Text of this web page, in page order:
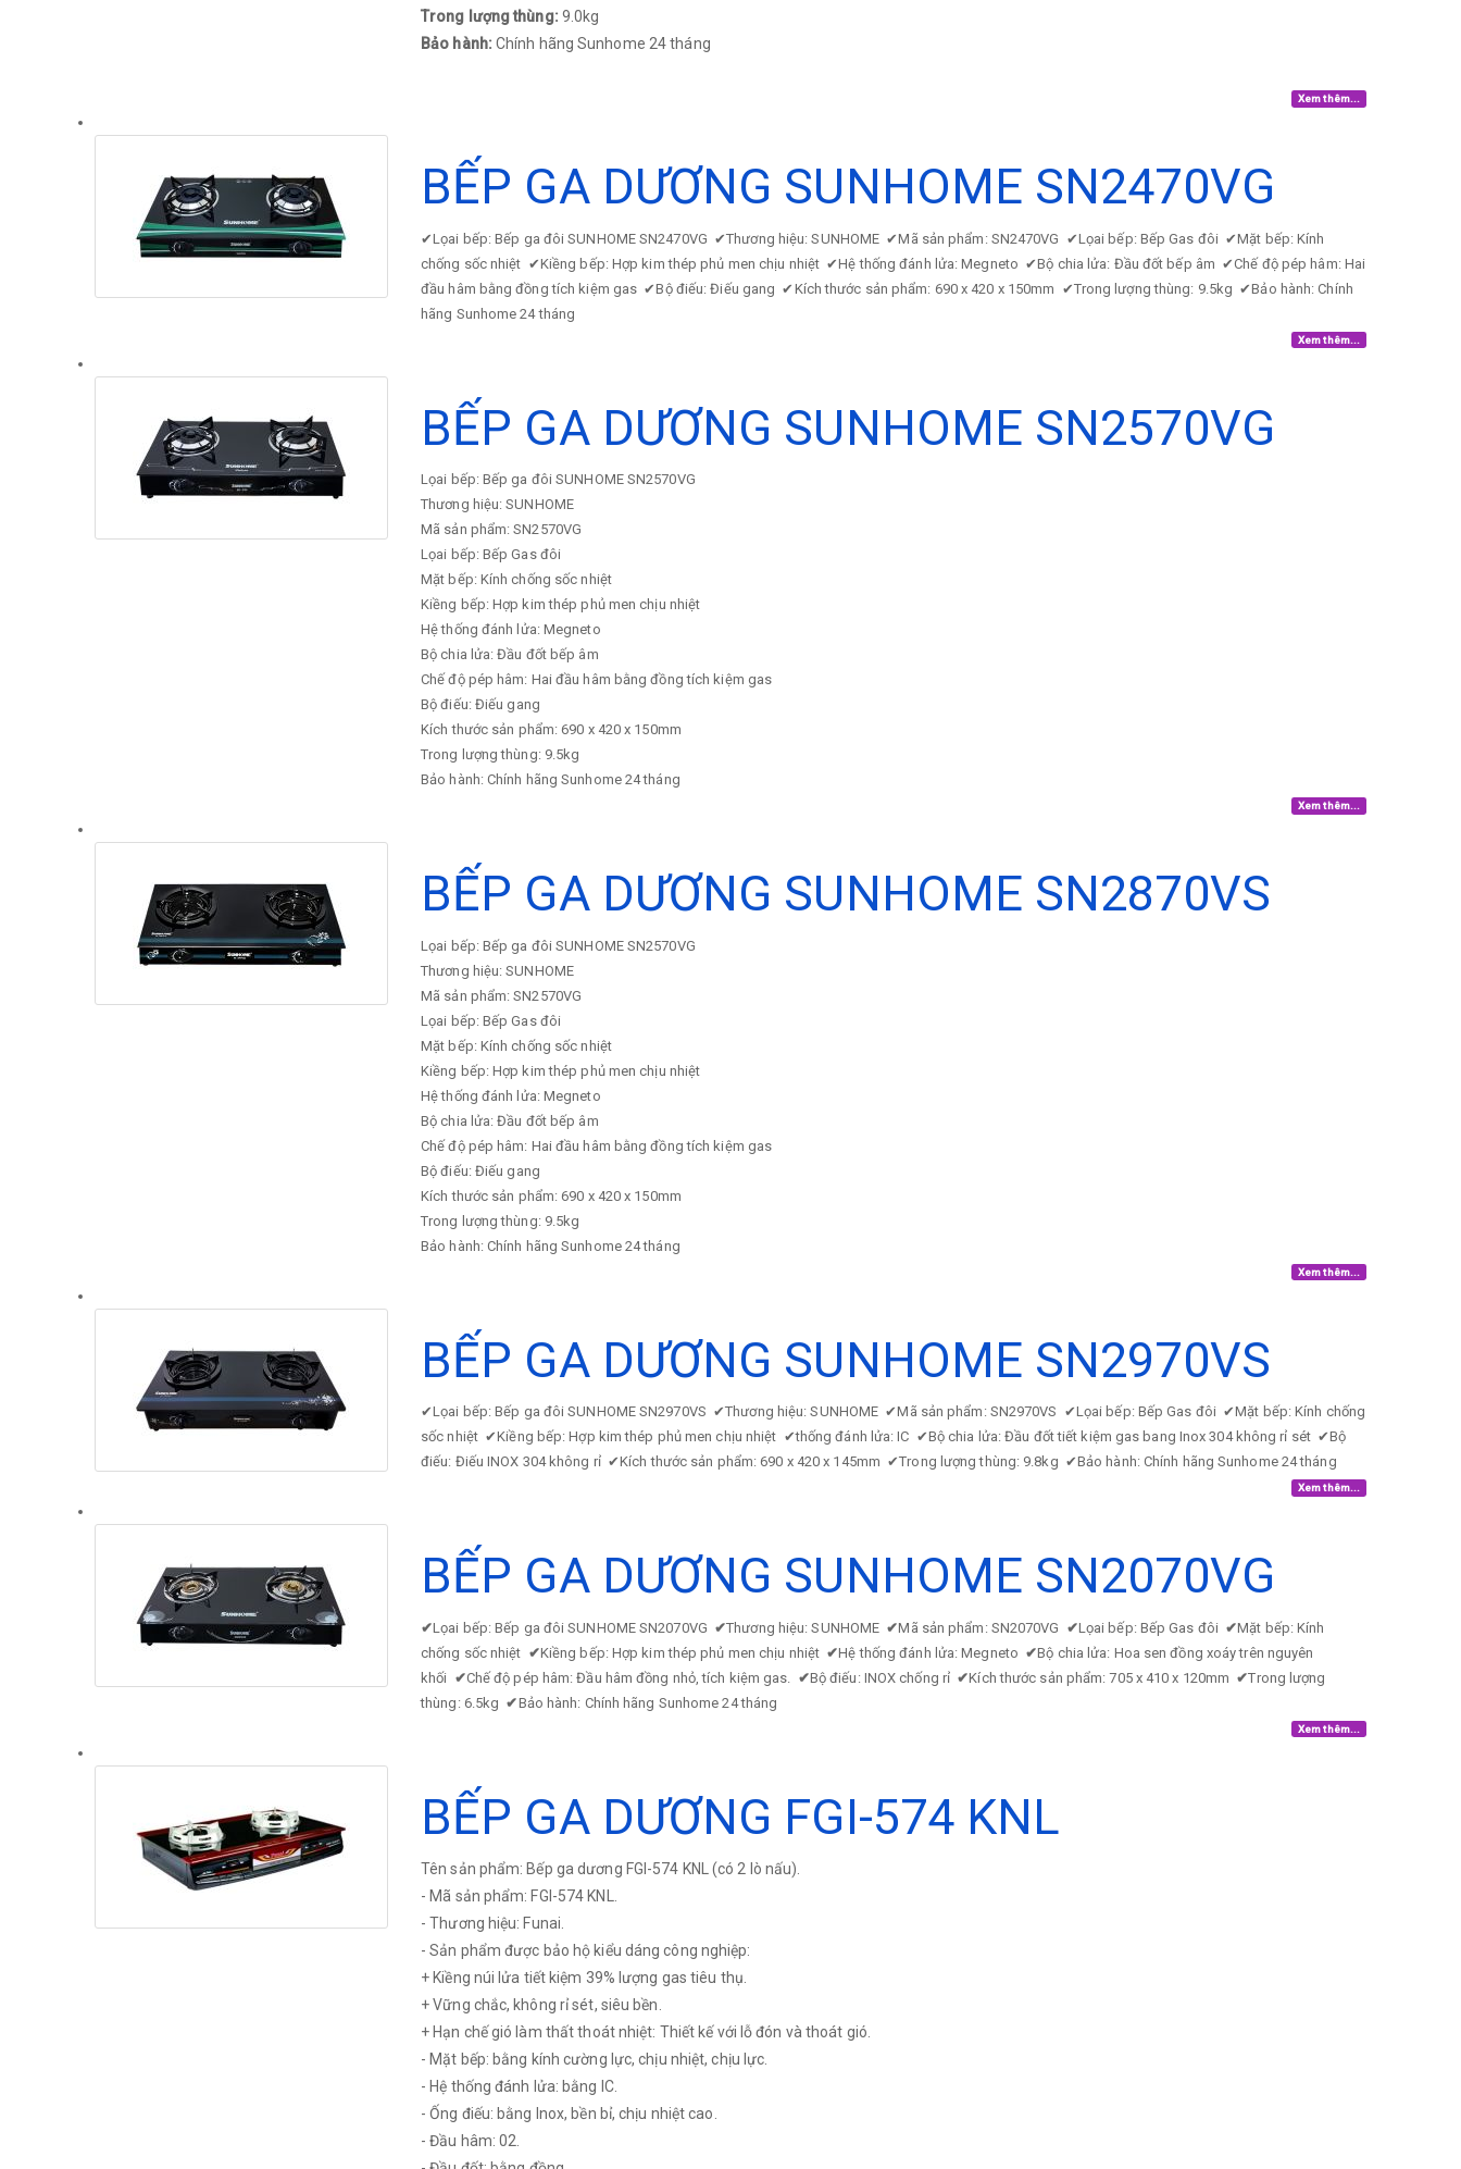
Trong lượng thùng: 9.0kg
Bảo hành: Chính hãng Sunhome 24 tháng​
Xem thêm...
BẾP GA DƯƠNG SUNHOME SN2470VG
✔Lọai bếp: Bếp ga đôi SUNHOME SN2470VG ✔Thương hiệu: SUNHOME ✔Mã sản phẩm: SN2470VG ✔Lọai bếp: Bếp Gas đôi ✔Mặt bếp: Kính
chống sốc nhiệt ✔Kiềng bếp: Hợp kim thép phủ men chịu nhiệt ✔Hệ thống đánh lửa: Megneto ✔Bộ chia lửa: Đầu đốt bếp âm ✔Chế độ pép hâm: Hai
đầu hâm bằng đồng tích kiệm gas ✔Bộ điếu: Điếu gang ✔ Kích thước sản phẩm: 690 x 420 x 150mm ✔Trong lượng thùng: 9.5kg ✔Bảo hành: Chính
hãng Sunhome 24 tháng
Xem thêm...
BẾP GA DƯƠNG SUNHOME SN2570VG
Lọai bếp: Bếp ga đôi SUNHOME SN2570VG
Thương hiệu: SUNHOME
Mã sản phẩm: SN2570VG
Lọai bếp: Bếp Gas đôi
Mặt bếp: Kính chống sốc nhiệt
Kiềng bếp: Hợp kim thép phủ men chịu nhiệt
Hệ thống đánh lửa: Megneto
Bộ chia lửa: Đầu đốt bếp âm
Chế độ pép hâm: Hai đầu hâm bằng đồng tích kiệm gas
Bộ điếu: Điếu gang
Kích thước sản phẩm: 690 x 420 x 150mm
Trong lượng thùng: 9.5kg
Bảo hành: Chính hãng Sunhome 24 tháng
Xem thêm...
BẾP GA DƯƠNG SUNHOME SN2870VS
Lọai bếp: Bếp ga đôi SUNHOME SN2570VG
Thương hiệu: SUNHOME
Mã sản phẩm: SN2570VG
Lọai bếp: Bếp Gas đôi
Mặt bếp: Kính chống sốc nhiệt
Kiềng bếp: Hợp kim thép phủ men chịu nhiệt
Hệ thống đánh lửa: Megneto
Bộ chia lửa: Đầu đốt bếp âm
Chế độ pép hâm: Hai đầu hâm bằng đồng tích kiệm gas
Bộ điếu: Điếu gang
Kích thước sản phẩm: 690 x 420 x 150mm
Trong lượng thùng: 9.5kg
Bảo hành: Chính hãng Sunhome 24 tháng
Xem thêm...
BẾP GA DƯƠNG SUNHOME SN2970VS
✔Lọai bếp: Bếp ga đôi SUNHOME SN2970VS ✔Thương hiệu: SUNHOME ✔Mã sản phẩm: SN2970VS ✔Lọai bếp: Bếp Gas đôi ✔Mặt bếp: Kính chống
sốc nhiệt ✔Kiềng bếp: Hợp kim thép phủ men chịu nhiệt ✔thống đánh lửa: IC ✔Bộ chia lửa: Đầu đốt tiết kiệm gas bang Inox 304 không rỉ sét ✔Bộ
điếu: Điếu INOX 304 không rỉ ✔Kích thước sản phẩm: 690 x 420 x 145mm ✔Trong lượng thùng: 9.8kg ✔Bảo hành: Chính hãng Sunhome 24 tháng
Xem thêm...
BẾP GA DƯƠNG SUNHOME SN2070VG
✔Lọai bếp: Bếp ga đôi SUNHOME SN2070VG ✔Thương hiệu: SUNHOME ✔Mã sản phẩm: SN2070VG ✔Lọai bếp: Bếp Gas đôi ✔Mặt bếp: Kính
chống sốc nhiệt ✔Kiềng bếp: Hợp kim thép phủ men chịu nhiệt ✔Hệ thống đánh lửa: Megneto ✔Bộ chia lửa: Hoa sen đồng xoáy trên nguyên
khối ✔Chế độ pép hâm: Đầu hâm đồng nhỏ, tích kiệm gas. ✔Bộ điếu: INOX chống rỉ ✔Kích thước sản phẩm: 705 x 410 x 120mm ✔Trong lượng
thùng: 6.5kg ✔Bảo hành: Chính hãng Sunhome 24 tháng
Xem thêm...
BẾP GA DƯƠNG FGI-574 KNL
Tên sản phẩm: Bếp ga dương FGI-574 KNL (có 2 lò nấu).
- Mã sản phẩm: FGI-574 KNL.
- Thương hiệu: Funai.
- Sản phẩm được bảo hộ kiểu dáng công nghiệp:
+ Kiềng núi lửa tiết kiệm 39% lượng gas tiêu thụ.
+ Vững chắc, không rỉ sét, siêu bền.
+ Hạn chế gió làm thất thoát nhiệt: Thiết kế với lỗ đón và thoát gió.
- Mặt bếp: bằng kính cường lực, chịu nhiệt, chịu lực.
- Hệ thống đánh lửa: bằng IC.
- Ống điếu: bằng Inox, bền bỉ, chịu nhiệt cao.
- Đầu hâm: 02.